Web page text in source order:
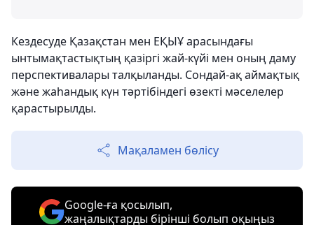
Кездесуде Қазақстан мен ЕҚЫҰ арасындағы
ынтымақтастықтың қазіргі жай-күйі мен оның даму
перспективалары талқыланды. Сондай-ақ аймақтық
және жаһандық күн тәртібіндегі өзекті мәселелер
қарастырылды.
Мақаламен бөлісу
Google-ға қосылып,
жаңалықтарды бірінші болып оқыңыз